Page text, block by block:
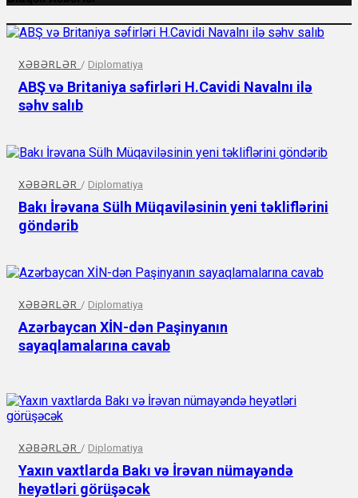
XƏBƏRLƏR / Diplomatiya
ABŞ və Britaniya səfirləri H.Cavidi Navalnı ilə
səhv salıb
XƏBƏRLƏR / Diplomatiya
Bakı İrəvana Sülh Müqaviləsinin yeni təkliflərini
göndərib
XƏBƏRLƏR / Diplomatiya
Azərbaycan XİN-dən Paşinyanın
sayaqlamalarına cavab
XƏBƏRLƏR / Diplomatiya
Yaxın vaxtlarda Bakı və İrəvan nümayəndə
heyətləri görüşəcək